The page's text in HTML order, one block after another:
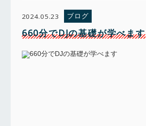
2024.05.23 ブログ
660分でDJの基礎が学べます